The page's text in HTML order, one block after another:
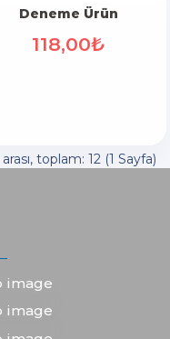
Deneme Ürün
118,00₺
toplam: 12 (1 Sayfa)